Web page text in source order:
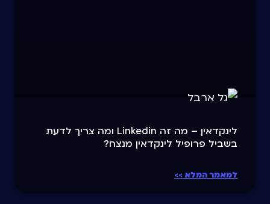
לינקדאין – מה זה Linkedin ומה צריך לדעת
בשביל פרופיל לינקדאין מנצח?
למאמר המלא >>